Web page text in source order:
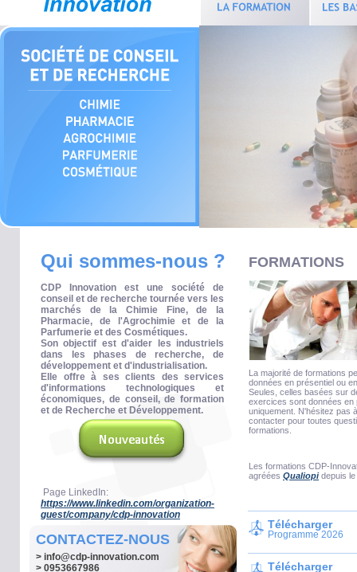
Qui sommes-nous ?
CDP Innovation est une société de
conseil et de recherche tournée vers les
marchés de la Chimie Fine, de la
Pharmacie, de l'Agrochimie et de la
Parfumerie et des Cosmétiques.
Son objectif est d'aider les industriels
dans les phases de recherche, de
développement et d'industrialisation.
Elle offre à ses clients des services
d'informations technologiques et
économiques, de conseil, de formation
et de Recherche et Développement.
Page LinkedIn:
https://www.linkedin.com/organization-
guest/company/cdp-innovation
CONTACTEZ-NOUS
> info@cdp-innovation.com
> 0953667986
FORMATIONS
La majorité de formations
données en présentiel ou
Seules, celles basées sur
exercices sont données en
uniquement. N'hésitez pas
contacter pour toutes
formations.
Les formations CDP-
agréées Qualiopi depuis
Télécharger
Programme 2026
Télécharger